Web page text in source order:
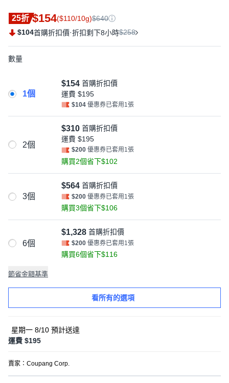
25折 $154($110/10g)$640
$104首購折扣價·折扣剩下8小時$258
數量
1個
$154 首購折扣價
運費 $195
$104 優惠券已套用1張
2個
$310 首購折扣價
運費 $195
$200 優惠券已套用1張
購買2個省下$102
3個
$564 首購折扣價
$200 優惠券已套用1張
購買3個省下$106
6個
$1,328 首購折扣價
$200 優惠券已套用1張
購買6個省下$116
節省金額基準
看所有的選項
星期一 8/10 預計送達
運費 $195
賣家： Coupang Corp.